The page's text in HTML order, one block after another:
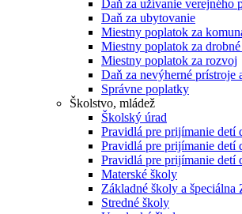
Daň za užívanie verejného
Daň za ubytovanie
Miestny poplatok za
Miestny poplatok za
Miestny poplatok za rozvoj
Daň za nevýherné prístroje
Správne poplatky
Školstvo, mládež
Školský úrad
Pravidlá pre prijímanie detí
Pravidlá pre prijímanie detí
Pravidlá pre prijímanie detí
Materské školy
Základné školy a špeciálna
Stredné školy